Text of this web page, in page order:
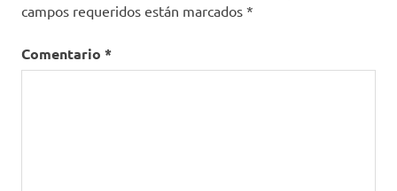
campos requeridos están marcados *
Comentario *